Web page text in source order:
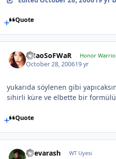
Quote
CHaoSoFWaR Honor
October 28, 200619 yr
yukarıda söylenen gibi
sihirli küre ve elbette bir formülü
Quote
Shevarash WT Uyesi